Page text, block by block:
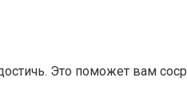
Это поможет вам